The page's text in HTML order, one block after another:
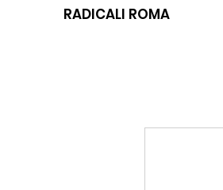
RADICALI ROMA